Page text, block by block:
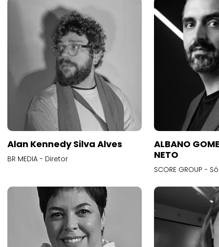
Alan Kennedy Silva Alves
BR MEDIA - Diretor
ALBANO
NETO
SCORE GROUP -